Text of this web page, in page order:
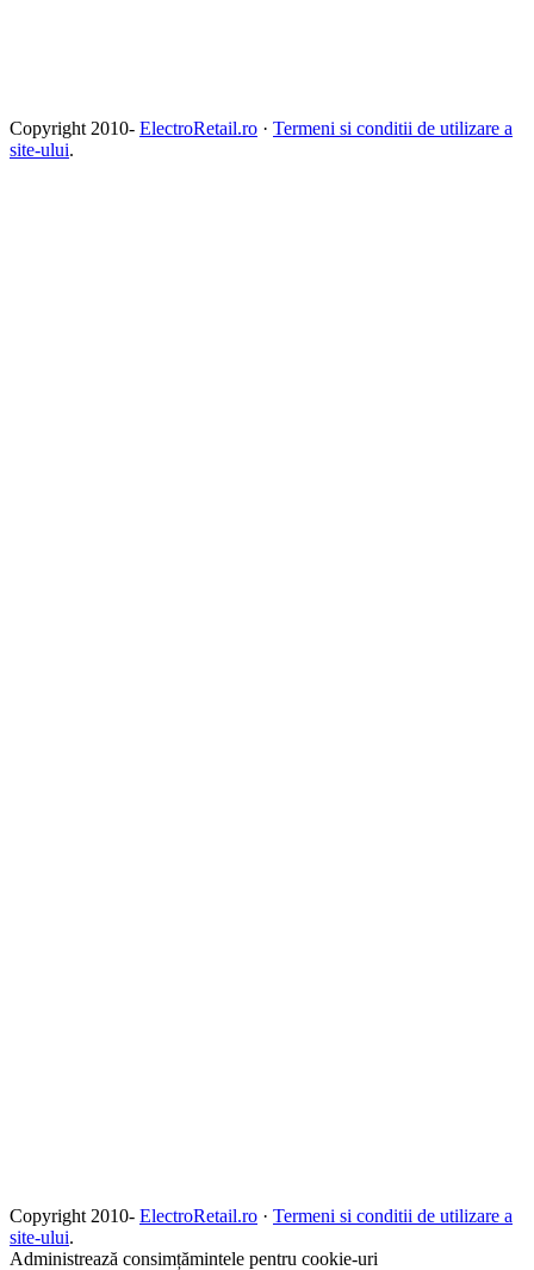
Copyright 2010- ElectroRetail.ro · Termeni si conditii de utilizare a
site-ului.
Copyright 2010- ElectroRetail.ro · Termeni si conditii de utilizare a
site-ului.
Administrează consimțămintele pentru cookie-uri